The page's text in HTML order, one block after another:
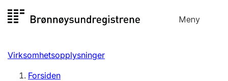
til
Meny
Registersøk
Aksjeselskap
Virksomhetsopplysninger
Forsiden